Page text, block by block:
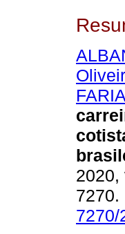
2020,
7270.
7270/